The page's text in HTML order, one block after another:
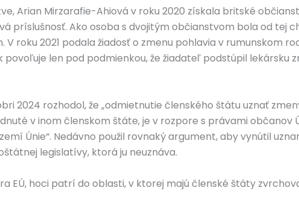
Arian Mirzarafie-Ahiová v roku 2020 získala britské
príslušnosť. Ako osoba s dvojitým občianstvom bola od tej
roku 2021 podala žiadosť o zmenu pohlavia v rumunskom
len pod podmienkou, že žiadateľ podstúpil lekársku
2024 rozhodol, že „odmietnutie členského štátu uznať
v inom členskom štáte, je v rozpore s právami občanov
Únie“. Nedávno použil rovnaký argument, aby vynútil
legislatívy, ktorá ju neuznáva.
EÚ, hoci patrí do oblasti, v ktorej majú členské štáty